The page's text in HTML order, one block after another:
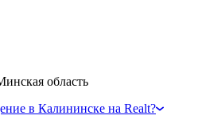
область
в Калининске на Realt?